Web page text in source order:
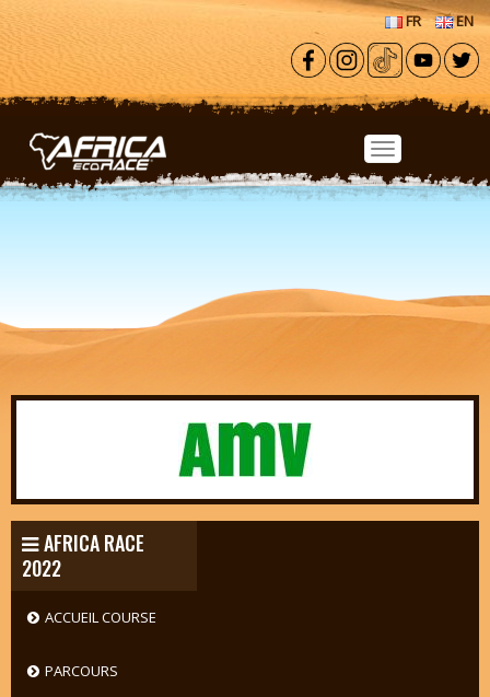
Aller au contenu principal
FR EN
AFRICA RACE
2022
ACCUEIL COURSE
PARCOURS